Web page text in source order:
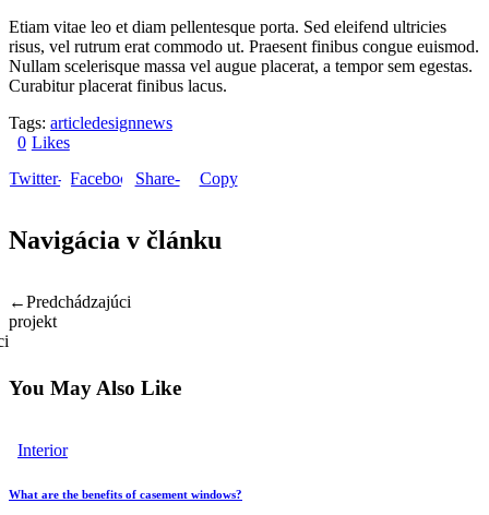
Etiam vitae leo et diam pellentesque porta. Sed eleifend ultricies
risus, vel rutrum erat commodo ut. Praesent finibus congue euismod.
Nullam scelerisque massa vel augue placerat, a tempor sem egestas.
Curabitur placerat finibus lacus.
Tags: articledesignnews
0 Likes
Twitter-
new
FacebookShare-
email
Copy
URL to
Navigácia v článku
You May Also Like
Interior
What are the benefits of casement windows?